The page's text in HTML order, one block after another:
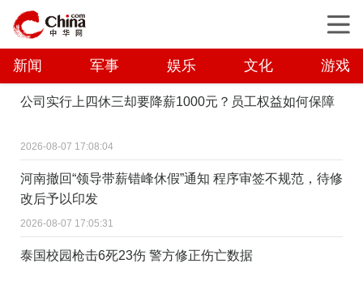
新闻 军事 娱乐 文化 游戏
公司实行上四休三却要降薪1000元？员工权益如何保障
2026-08-07 17:08:04
河南撤回“领导带薪错峰休假”通知 程序审签不规范，待修
改后予以印发
2026-08-07 17:05:31
泰国校园枪击6死23伤 警方修正伤亡数据